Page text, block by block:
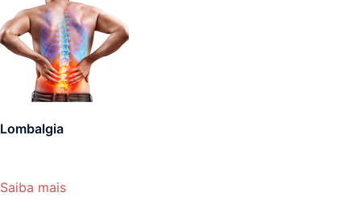
Lombalgia
Saiba mais